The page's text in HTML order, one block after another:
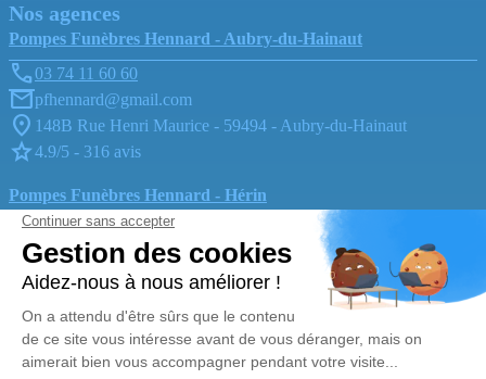
Nos agences
Pompes Funèbres Hennard - Aubry-du-Hainaut
03 74 11 60 60
pfhennard@gmail.com
148B Rue Henri Maurice - 59494 - Aubry-du-Hainaut
4.9/5 - 316 avis
Pompes Funèbres Hennard - Hérin
03 74 11 70 56
pfhennard@gmail.com
42, Rue Jean-Jacques Rousseau - 59195 - Hérin
4.9/5 - 290 avis
Nos Services
Organiser des obsèques
Liens utiles
Avis de décès